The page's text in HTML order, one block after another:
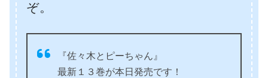
ぞ。
『佐々木とピーちゃん』
最新１３巻が本日発売です！